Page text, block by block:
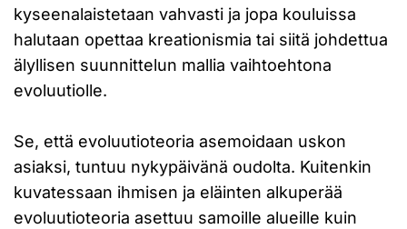
kyseenalaistetaan vahvasti ja jopa kouluissa
halutaan opettaa kreationismia tai siitä johdettua
älyllisen suunnittelun mallia vaihtoehtona
evoluutiolle.
Se, että evoluutioteoria asemoidaan uskon
asiaksi, tuntuu nykypäivänä oudolta. Kuitenkin
kuvatessaan ihmisen ja eläinten alkuperää
evoluutioteoria asettuu samoille alueille kuin